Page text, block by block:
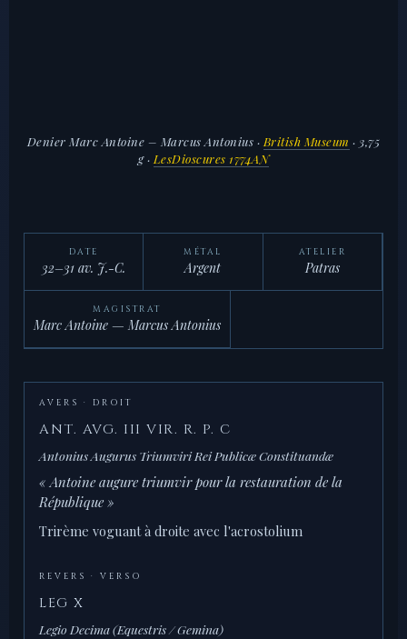
Denier Marc Antoine – Marcus Antonius · British Museum · 3,75
g · LesDioscures 1774AN
DATE
32–31 av. J.-C.
MÉTAL
Argent
ATELIER
Patras
MAGISTRAT
Marc Antoine — Marcus Antonius
AVERS · DROIT
ANT. AVG. III VIR. R. P. C
Antonius Augurus Triumviri Rei Publicæ Constituandæ
« Antoine augure triumvir pour la restauration de la
République »
Trirème voguant à droite avec l'acrostolium
REVERS · VERSO
LEG X
Legio Decima (Equestris / Gemina)